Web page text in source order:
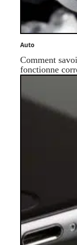
Auto
Comment
fonctionne